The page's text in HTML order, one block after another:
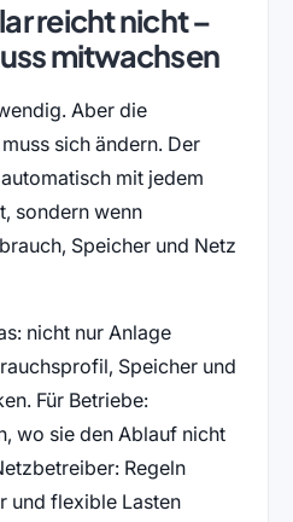
reicht nicht –
mitwachsen
Aber die
sich ändern. Der
mit jedem
sondern wenn
Speicher und Netz
nicht nur Anlage
Speicher und
Für Betriebe:
wo sie den Ablauf nicht
Regeln
und flexible Lasten